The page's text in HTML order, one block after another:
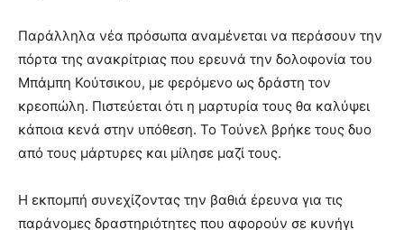
Παράλληλα νέα πρόσωπα αναμένεται να περάσουν την
πόρτα της ανακρίτριας που ερευνά την δολοφονία του
Μπάμπη Κούτσικου, με φερόμενο ως δράστη τον
κρεοπώλη. Πιστεύεται ότι η μαρτυρία τους θα καλύψει
κάποια κενά στην υπόθεση. Το Τούνελ βρήκε τους δυο
από τους μάρτυρες και μίλησε μαζί τους.
Η εκπομπή συνεχίζοντας την βαθιά έρευνα για τις
παράνομες δραστηριότητες που αφορούν σε κυνήγι